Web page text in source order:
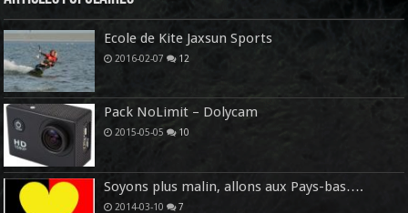
Ecole de Kite Jaxsun Sports
2016-02-07 12
Pack NoLimit – Dolycam
2015-05-05 10
Soyons plus malin, allons aux Pays-bas….
2014-03-10 7